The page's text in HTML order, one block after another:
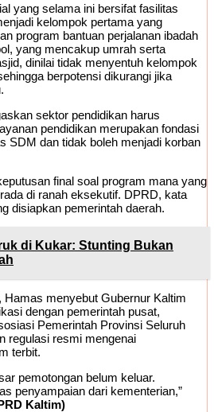
yang selama ini bersifat fasilitas
kelompok pertama yang
program bantuan perjalanan ibadah
yang mencakup umrah serta
dinilai tidak menyentuh kelompok
berpotensi dikurangi jika
sektor pendidikan harus
pendidikan merupakan fondasi
SDM dan tidak boleh menjadi korban
final soal program mana yang
di ranah eksekutif. DPRD, kata
disiapkan pemerintah daerah.
di Kukar: Stunting Bukan
Hamas menyebut Gubernur Kaltim
dengan pemerintah pusat,
Pemerintah Provinsi Seluruh
regulasi resmi mengenai
terbit.
pemotongan belum keluar.
penyampaian dari kementerian,”
Kaltim)